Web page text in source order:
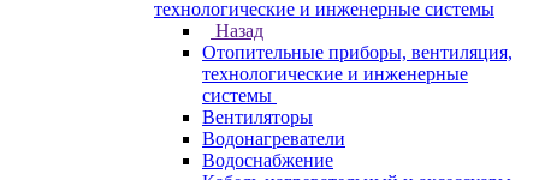
технологические и инженерные системы
Назад
Отопительные приборы, вентиляция,
технологические и инженерные
системы
Вентиляторы
Водонагреватели
Водоснабжение